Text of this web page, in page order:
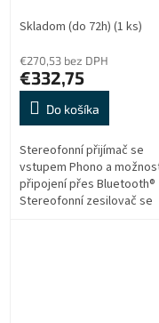
Skladom (do 72h) (1 ks)
€270,53 bez DPH
€332,75
Do košíka
Stereofonní přijímač se
vstupem Phono a
připojení přes Bluetooth®
Stereofonní zesilovač se